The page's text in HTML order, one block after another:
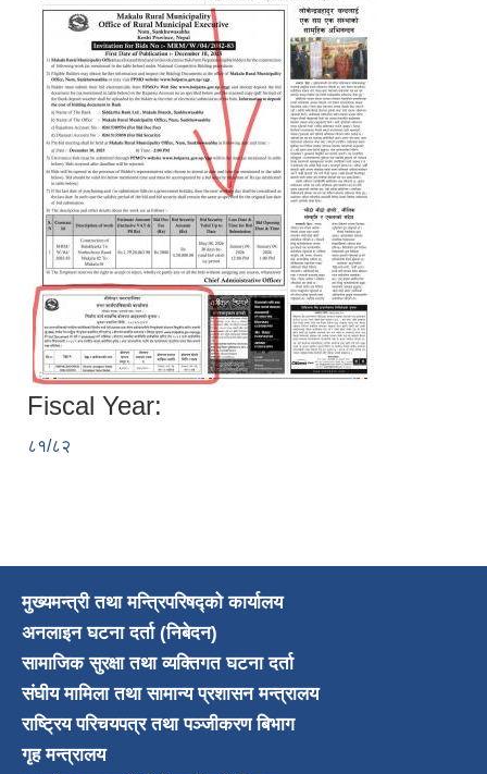
Fiscal Year:
८१/८२
मुख्यमन्त्री तथा मन्त्रिपरिषद्को कार्यालय
अनलाइन घटना दर्ता (निबेदन)
सामाजिक सुरक्षा तथा व्यक्तिगत घटना दर्ता
संघीय मामिला तथा सामान्य प्रशासन मन्त्रालय
राष्ट्रिय परिचयपत्र तथा पञ्जीकरण बिभाग
गृह मन्त्रालय